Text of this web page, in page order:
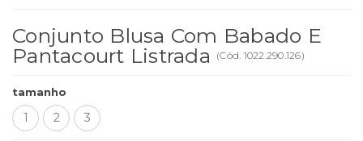
Conjunto Blusa Com Babado E
Pantacourt Listrada
(Cód. 1022.290.126)
tamanho
1 2 3